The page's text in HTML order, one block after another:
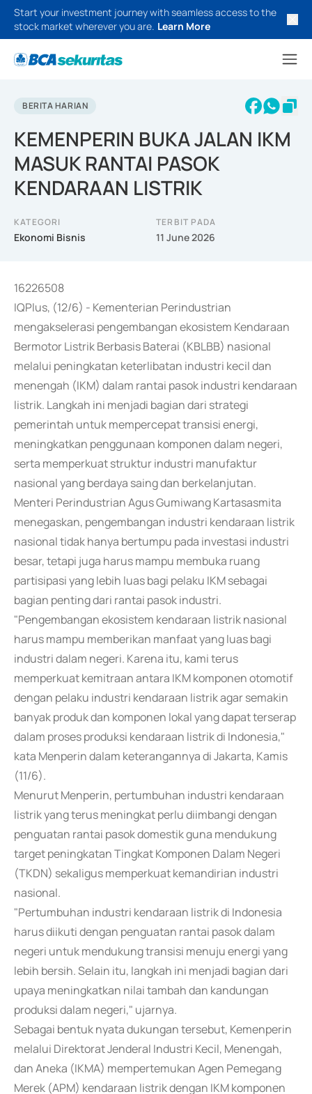
Start your investment journey with seamless access to the
stock market wherever you are. Learn More
BERITA HARIAN
KEMENPERIN BUKA JALAN IKM
MASUK RANTAI PASOK
KENDARAAN LISTRIK
KATEGORI
Ekonomi Bisnis
TERBIT PADA
11 June 2026
16226508
IQPlus, (12/6) - Kementerian Perindustrian
mengakselerasi pengembangan ekosistem Kendaraan
Bermotor Listrik Berbasis Baterai (KBLBB) nasional
melalui peningkatan keterlibatan industri kecil dan
menengah (IKM) dalam rantai pasok industri kendaraan
listrik. Langkah ini menjadi bagian dari strategi
pemerintah untuk mempercepat transisi energi,
meningkatkan penggunaan komponen dalam negeri,
serta memperkuat struktur industri manufaktur
nasional yang berdaya saing dan berkelanjutan.
Menteri Perindustrian Agus Gumiwang Kartasasmita
menegaskan, pengembangan industri kendaraan listrik
nasional tidak hanya bertumpu pada investasi industri
besar, tetapi juga harus mampu membuka ruang
partisipasi yang lebih luas bagi pelaku IKM sebagai
bagian penting dari rantai pasok industri.
"Pengembangan ekosistem kendaraan listrik nasional
harus mampu memberikan manfaat yang luas bagi
industri dalam negeri. Karena itu, kami terus
memperkuat kemitraan antara IKM komponen otomotif
dengan pelaku industri kendaraan listrik agar semakin
banyak produk dan komponen lokal yang dapat terserap
dalam proses produksi kendaraan listrik di Indonesia,"
kata Menperin dalam keterangannya di Jakarta, Kamis
(11/6).
Menurut Menperin, pertumbuhan industri kendaraan
listrik yang terus meningkat perlu diimbangi dengan
penguatan rantai pasok domestik guna mendukung
target peningkatan Tingkat Komponen Dalam Negeri
(TKDN) sekaligus memperkuat kemandirian industri
nasional.
"Pertumbuhan industri kendaraan listrik di Indonesia
harus diikuti dengan penguatan rantai pasok dalam
negeri untuk mendukung transisi menuju energi yang
lebih bersih. Selain itu, langkah ini menjadi bagian dari
upaya meningkatkan nilai tambah dan kandungan
produksi dalam negeri," ujarnya.
Sebagai bentuk nyata dukungan tersebut, Kemenperin
melalui Direktorat Jenderal Industri Kecil, Menengah,
dan Aneka (IKMA) mempertemukan Agen Pemegang
Merek (APM) kendaraan listrik dengan IKM komponen